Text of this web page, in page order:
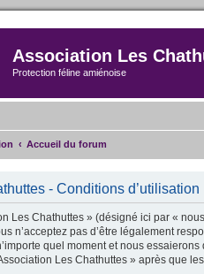
Association Les
Protection féline amiénoise
Accueil du forum
- Conditions d’utilisation
Les Chathuttes » (désigné ici par «
n’acceptez pas d’être légalement
quel moment et nous
Les Chathuttes » après que